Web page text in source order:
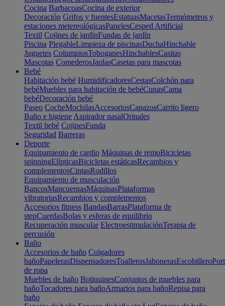
Cocina BarbacoasCocina de exterior
Decoración Grifos y fuentesEstatuasMacetasTermómetros y
estaciones metereológicasPanelesCesped Artificial
Textil Cojines de jardínFundas de jardín
Piscina PlegableLimpieza de piscinasDuchaHinchable
Juguetes ColumpiosToboganesHinchablesCasitas
Mascotas ComederosJaulasCasetas para mascotas
Bebé
Habitación bebé HumidificadoresCestasColchón para
bebéMuebles para habitación de bebéCunasCama
bebéDecoración bebé
Paseo CocheMochilasAccesoriosCapazosCarrito ligero
Baño e higiene Aspirador nasalOrinales
Textil bebé CojinesFunda
Seguridad Barreras
Deporte
Equipamiento de cardio Máquinas de remoBicicletas
spinningElípticasBicicletas estáticasRecambios y
complementosCintasRodillos
Equipamiento de musculación
BancosMancuernasMáquinasPlataformas
vibratoriasRecambios y complementos
Accesorios fitness BandasBarrasPlataforma de
stepCuerdasBolas y esferas de equilibrio
Recuperación muscular ElectroestimulaciónTerapia de
percusión
Baño
Accesorios de baño Colgadores
bañoPapelerasDispensadoresToallerosJabonerasEscobillero
de ropa
Muebles de baño BotiquinesConjuntos de muebles para
bañoTocadores para bañoArmarios para bañoRepisa para
baño